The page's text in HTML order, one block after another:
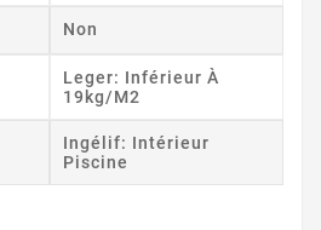
Non
Leger: Inférieur À
19kg/m2
Ingélif: Intérieur
Piscine